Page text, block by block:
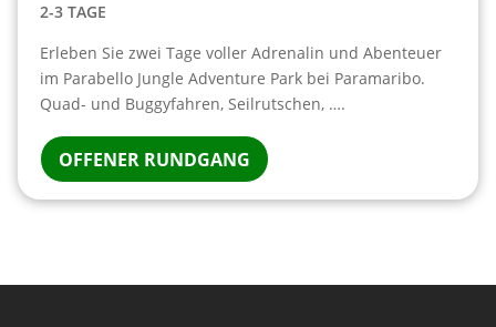
2-3 TAGE
Erleben Sie zwei Tage voller Adrenalin und Abenteuer
im Parabello Jungle Adventure Park bei Paramaribo.
Quad- und Buggyfahren, Seilrutschen, ….
OFFENER RUNDGANG